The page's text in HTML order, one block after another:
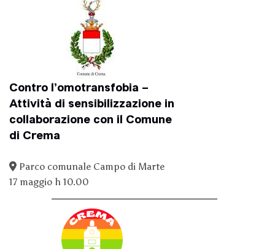
Contro l’omotransfobia –
Attività di sensibilizzazione in
collaborazione con il Comune
di Crema
Parco comunale Campo di Marte
17 maggio h 10.00